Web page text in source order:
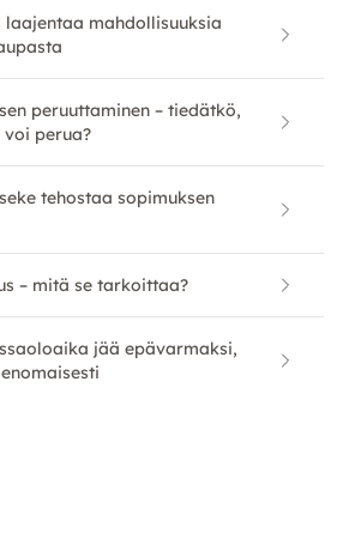
laajentaa mahdollisuuksia
peruuttaminen – tiedätkö,
perua?
tehostaa sopimuksen
– mitä se tarkoittaa?
jää epävarmaksi,